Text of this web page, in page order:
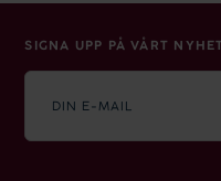
SIGNA UPP PÅ VÅRT
mail